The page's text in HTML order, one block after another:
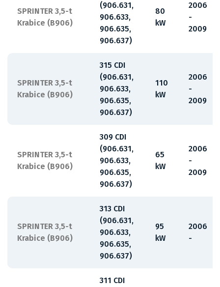
SPRINTER 3,5-t
Krabice (B906)
(906.631,
906.633,
906.635,
906.637)
80
kW
2006
-
2009
SPRINTER 3,5-t
Krabice (B906)
315 CDI
(906.631,
906.633,
906.635,
906.637)
110
kW
2006
-
2009
SPRINTER 3,5-t
Krabice (B906)
309 CDI
(906.631,
906.633,
906.635,
906.637)
65
kW
2006
-
2009
SPRINTER 3,5-t
Krabice (B906)
313 CDI
(906.631,
906.633,
906.635,
906.637)
95
kW
2006
-
311 CDI